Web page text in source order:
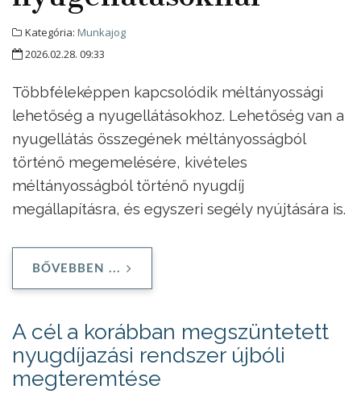
Kategória: Munkajog
2026.02.28. 09:33
Többféleképpen kapcsolódik méltányossági
lehetőség a nyugellátásokhoz. Lehetőség van a
nyugellátás összegének méltányosságból
történő megemelésére, kivételes
méltányosságból történő nyugdíj
megállapításra, és egyszeri segély nyújtására is.
BŐVEBBEN ...
A cél a korábban megszüntetett
nyugdíjazási rendszer újbóli
megteremtése